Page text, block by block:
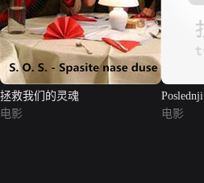
拯救我们的灵魂
电影
电影